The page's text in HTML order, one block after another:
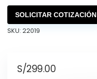
SOLICITAR COTIZACIÓN
SKU: 22019
S/299.00